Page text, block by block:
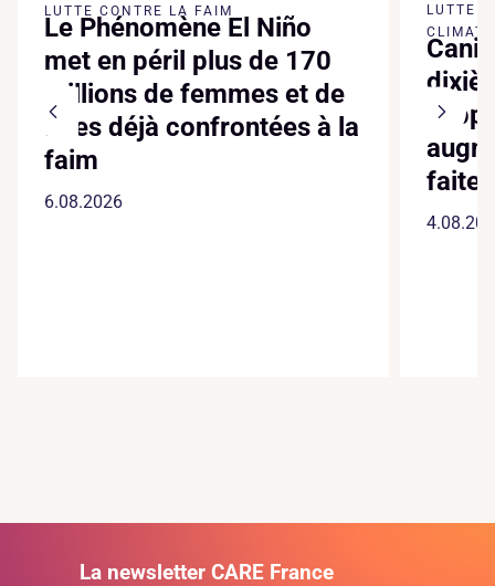
LUTTE CONTRE LA FAIM
Le Phénomène El Niño
met en péril plus de 170
millions de femmes et de
filles déjà confrontées à la
faim
6.08.2026
LUTTE
La newsletter CARE France